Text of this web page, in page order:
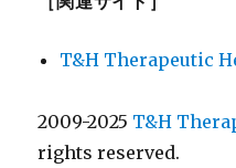
T&H Therapeutic
2009-2025 T&H
rights reserved.